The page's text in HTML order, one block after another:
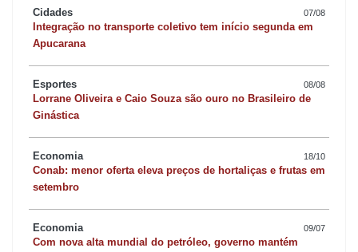
Cidades 07/08
Integração no transporte coletivo tem início segunda em
Apucarana
Esportes 08/08
Lorrane Oliveira e Caio Souza são ouro no Brasileiro de
Ginástica
Economia 18/10
Conab: menor oferta eleva preços de hortaliças e frutas em
setembro
Economia 09/07
Com nova alta mundial do petróleo, governo mantém